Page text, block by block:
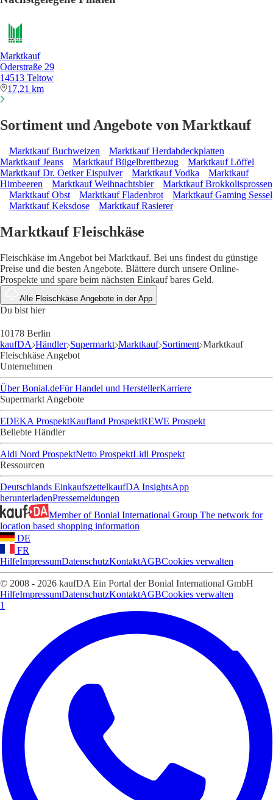
Marktkauf
Oderstraße 29
14513 Teltow
17,21 km
Sortiment und Angebote von Marktkauf
Marktkauf Buchweizen
Marktkauf Herdabdeckplatten
Marktkauf Jeans
Marktkauf Bügelbrettbezug
Marktkauf Löffel
Marktkauf Dr. Oetker Eispulver
Marktkauf Vodka
Marktkauf
Himbeeren
Marktkauf Weihnachtsbier
Marktkauf Brokkolisprossen
Marktkauf Obst
Marktkauf Fladenbrot
Marktkauf Gaming Sessel
Marktkauf Keksdose
Marktkauf Rasierer
Marktkauf Fleischkäse
Fleischkäse im Angebot bei Marktkauf. Bei uns findest du günstige
Preise und die besten Angebote. Blättere durch unsere Online-
Prospekte und spare beim nächsten Einkauf bares Geld.
Alle Fleischkäse Angebote in der App
Du bist hier
10178 Berlin
kaufDA Händler Supermarkt Marktkauf Sortiment Marktkauf
Fleischkäse Angebot
Unternehmen
Über Bonial.deFür Handel und HerstellerKarriere
Supermarkt Angebote
EDEKA ProspektKaufland ProspektREWE Prospekt
Beliebte Händler
Aldi Nord ProspektNetto ProspektLidl Prospekt
Ressourcen
Deutschlands EinkaufszettelkaufDA InsightsApp
herunterladenPressemeldungen
Member of Bonial International Group The network for
location based shopping information
DE
FR
HilfeImpressumDatenschutzKontaktAGBCookies verwalten
© 2008 - 2026 kaufDA Ein Portal der Bonial International GmbH
HilfeImpressumDatenschutzKontaktAGBCookies verwalten
1